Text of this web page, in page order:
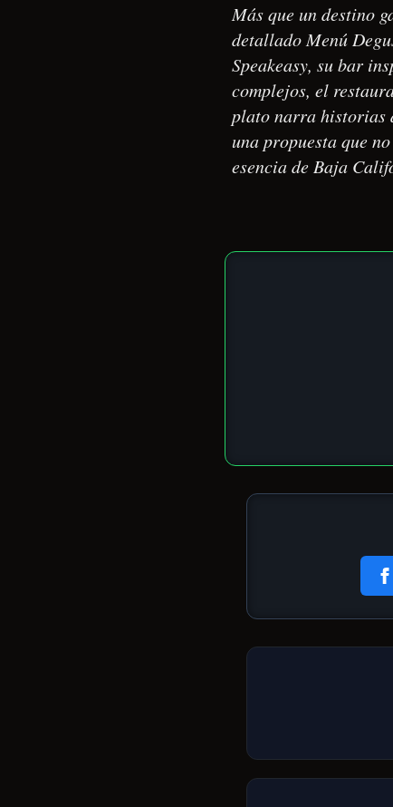
Más que un destino
detallado Menú
Speakeasy, su bar
complejos, el
plato narra historias
una propuesta que
esencia de Baja